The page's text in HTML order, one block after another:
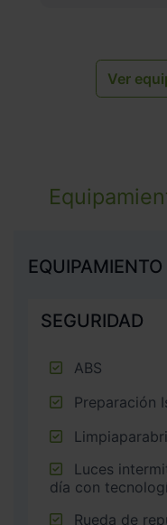
Ver
EQUIPAMIENTO
SEGURIDAD
ABS
Preparación
día con